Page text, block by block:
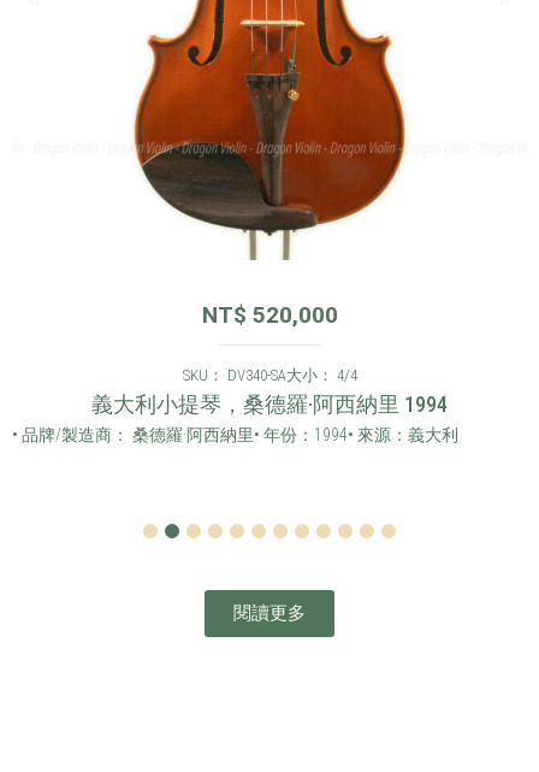
NT$ 520,000
SKU： DV340-SA大小： 4/4
義大利小提琴，桑德羅·阿西納里 1994
• 品牌/製造商： 桑德羅·阿西納里• 年份：1994• 來源：義大利
4 5 6 7 8 9 101112
閱讀更多